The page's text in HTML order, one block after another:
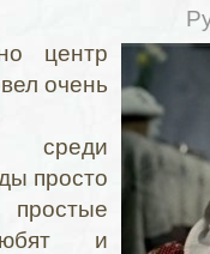
центр
очень
среди
просто
и